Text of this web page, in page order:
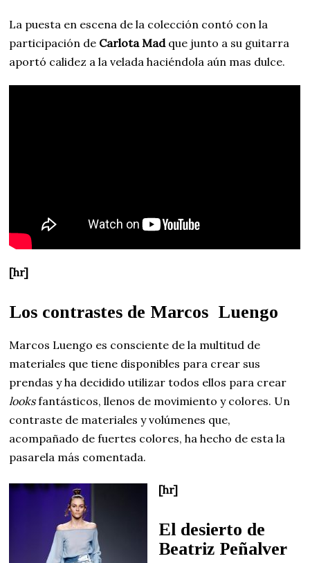
La puesta en escena de la colección contó con la
participación de Carlota Madque junto a su guitarra
aportó calidez a la velada haciéndola aún mas dulce.
[hr]
Los contrastes de Marcos Luengo
Marcos Luengo es consciente de la multitud de
materiales que tiene disponibles para crear sus
prendas y ha decidido utilizar todos ellos para crear
looksfantásticos, llenos de movimiento y colores. Un
contraste de materiales y volúmenes que,
acompañado de fuertes colores, ha hecho de esta la
pasarela más comentada.
[hr]
El desierto de
Beatriz Peñalver